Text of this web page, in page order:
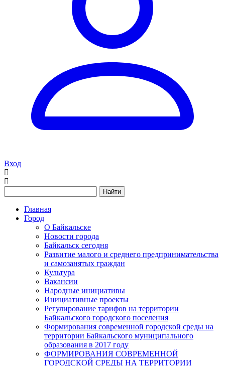
Вход
Найти
Главная
Город
О Байкальске
Новости города
Байкальск сегодня
Развитие малого и среднего предпринимательства
и самозанятых граждан
Культура
Вакансии
Народные инициативы
Инициативные проекты
Регулирование тарифов на территории
Байкальского городского поселения
Формирования современной городской среды на
территории Байкальского муниципального
образования в 2017 году
ФОРМИРОВАНИЯ СОВРЕМЕННОЙ
ГОРОДСКОЙ СРЕДЫ НА ТЕРРИТОРИИ